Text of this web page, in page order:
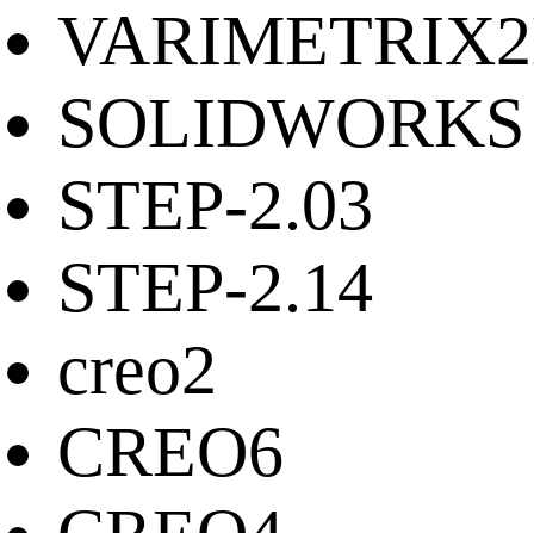
SOLIDWORKS
STEP-2.03
STEP-2.14
creo2
CREO6